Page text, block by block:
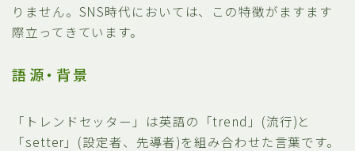
りません。SNS時代においては、この特徴がますます
際立ってきています。
語源・背景
「トレンドセッター」は英語の「trend」(流行)と
「setter」(設定者、先導者)を組み合わせた言葉です。